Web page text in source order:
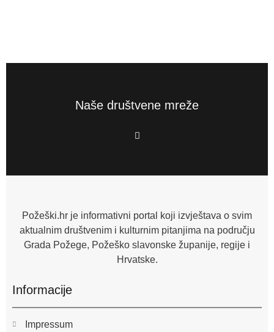
Naše društvene mreže
F
a
o
f
Požeški.hr je informativni portal koji izvještava o svim
aktualnim društvenim i kulturnim pitanjima na području
Grada Požege, Požeško slavonske županije, regije i
Hrvatske.
Informacije
Impressum